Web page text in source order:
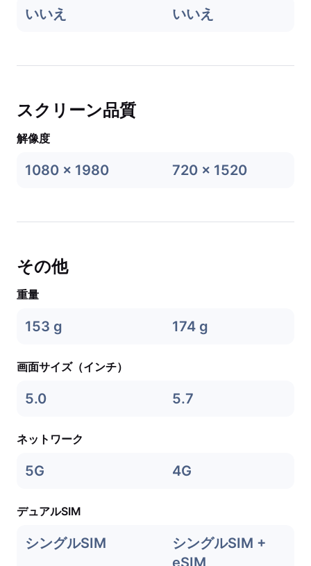
いいえ いいえ
スクリーン品質
解像度
1080 x 1980 720 x 1520
その他
重量
153 g 174 g
画面サイズ（インチ）
5.0 5.7
ネットワーク
5G 4G
デュアルSIM
シングルSIM
シングルSIM +
eSIM